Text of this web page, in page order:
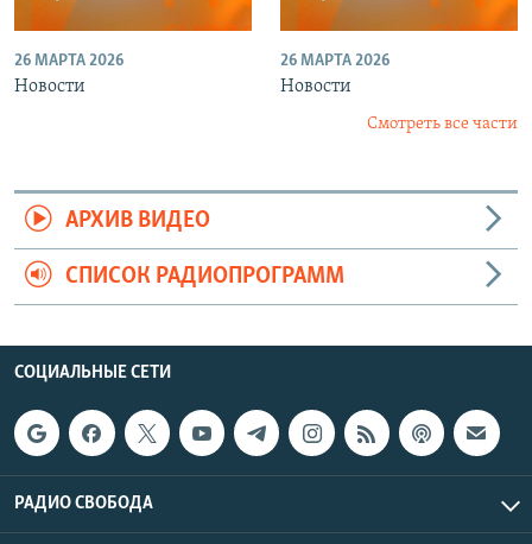
26 МАРТА 2026
Новости
26 МАРТА 2026
Новости
Смотреть все части
АРХИВ ВИДЕО
СПИСОК РАДИОПРОГРАММ
СОЦИАЛЬНЫЕ СЕТИ
РАДИО СВОБОДА